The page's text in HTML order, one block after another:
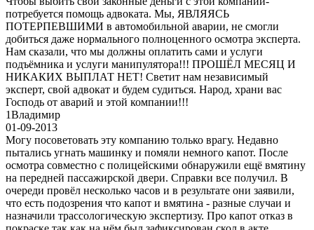
потребуется помощь адвоката. Мы, ЯВЛЯЯСЬ
ПОТЕРПЕВШИМИ в автомобильной аварии, не смогли
добиться даже нормального полноценного осмотра эксперта.
Нам сказали, что мы должны оплатить сами и услуги
подъёмника и услуги манипулятора!!! ПРОШЁЛ МЕСЯЦ И
НИКАКИХ ВЫПЛАТ НЕТ! Светит нам независимый
эксперт, свой адвокат и будем судиться. Народ, храни вас
Господь от аварий и этой компании!!!
1Владимир
01-09-2013
Могу посоветовать эту компанию только врагу. Недавно
пытались угнать машинку и помяли немного капот. После
осмотра совместно с полицейскими обнаружили ещё вмятину
на передней пассажирской двери. Справки все получил. В
очереди провёл несколько часов и в результате они заявили,
что есть подозрения что капот и вмятина - разные случаи и
назначили трассологическую экспертизу. Про капот отказ в